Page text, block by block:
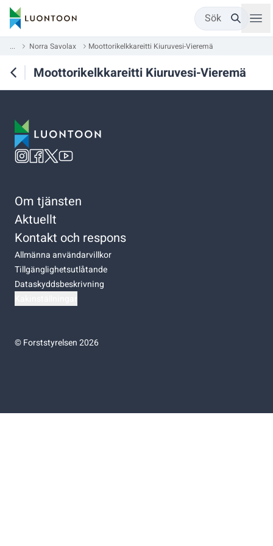
Sök
... Norra Savolax Moottorikelkkareitti Kiuruvesi-Vieremä
Moottorikelkkareitti Kiuruvesi-Vieremä
Om tjänsten
Aktuellt
Kontakt och respons
Allmänna användarvillkor
Tillgänglighetsutlåtande
Dataskyddsbeskrivning
©Forststyrelsen 2026